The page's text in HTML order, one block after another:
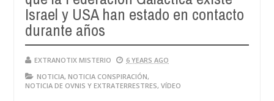
Israel y USA han estado en contacto
durante años
EXTRANOTIX MISTERIO
6 YEARS AGO
NOTICIA, NOTICIA CONSPIRACIÓN,
NOTICIA DE OVNIS Y EXTRATERRESTRES, VÍDEO